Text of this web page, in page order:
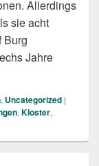
Allerdings
sie acht
Burg
Jahre
Bingen. Ein
, Uncategorized |
, Kloster,